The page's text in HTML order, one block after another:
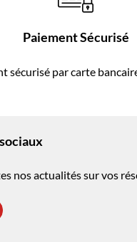
Paiement Sécurisé
sécurisé par carte
nos actualités sur vos